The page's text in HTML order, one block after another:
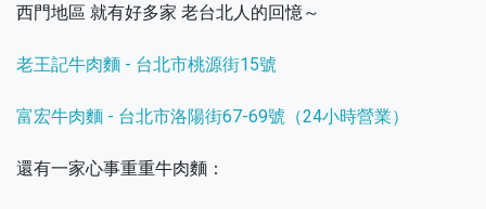
西門地區 就有好多家 老台北人的回憶～
老王記牛肉麵 - 台北市桃源街15號
富宏牛肉麵 - 台北市洛陽街67-69號（24小時營業）
還有一家心事重重牛肉麵：